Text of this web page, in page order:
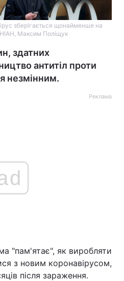
зберігається щонайменше на
Максим Поліщук
здатних
антитіл проти
незмінним.
Реклама
"пам'ятає", як виробляти
з новим коронавірусом,
після зараження.